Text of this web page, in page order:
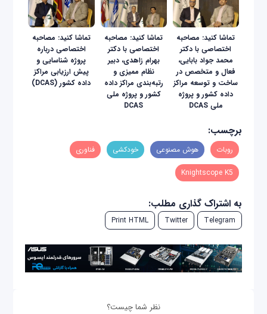
تماشا کنید: مصاحبه
اختصاصی با دکتر
محمد جواد بابایی،
فعال و متخصص در
ساخت و توسعه مراکز
داده کشور و پروژه
ملی DCAS
تماشا کنید: مصاحبه
اختصاصی با دکتر
بهرام زاهدی، دبیر
نظام ممیزی و
رتبه‌بندی مراکز داده
کشور و پروژه ملی
DCAS
تماشا کنید: مصاحبه
اختصاصی درباره
پروژه شناسایی و
پیش ارزیابی مراکز
داده کشور (DCAS)
برچسب:
روبات هوش مصنوعی خودکشی فناوری
Knightscope K5
به اشتراک گذاری مطلب:
Telegram
Twitter
Print HTML
نظر شما چیست؟